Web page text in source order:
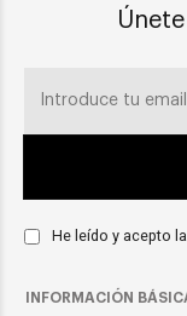
He leído y acepto
INFORMACIÓN